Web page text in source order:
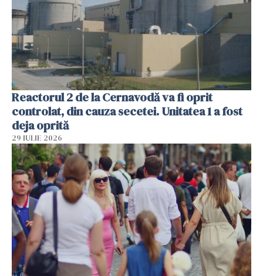
Reactorul 2 de la Cernavodă va fi oprit
controlat, din cauza secetei. Unitatea 1 a fost
deja oprită
29 IULIE 2026